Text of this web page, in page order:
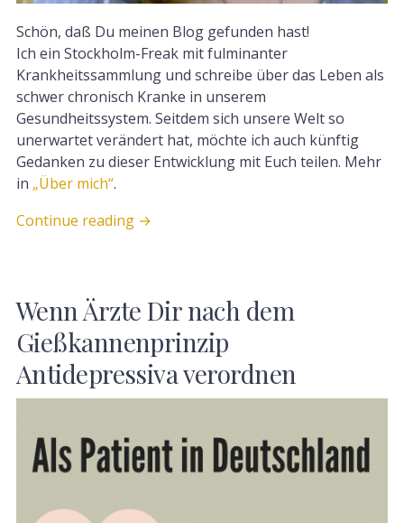
Schön, daß Du meinen Blog gefunden hast!
Ich ein Stockholm-Freak mit fulminanter
Krankheitssammlung und schreibe über das Leben als
schwer chronisch Kranke in unserem
Gesundheitssystem. Seitdem sich unsere Welt so
unerwartet verändert hat, möchte ich auch künftig
Gedanken zu dieser Entwicklung mit Euch teilen. Mehr
in „Über mich“.
Continue reading →
Wenn Ärzte Dir nach dem
Gießkannenprinzip
Antidepressiva verordnen